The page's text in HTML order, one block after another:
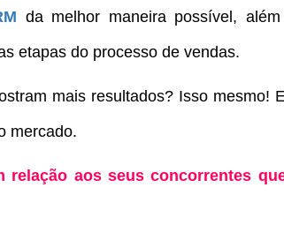
da melhor maneira possível,
etapas do processo de vendas.
mais resultados? Isso mesmo!
mercado.
relação aos seus concorrentes